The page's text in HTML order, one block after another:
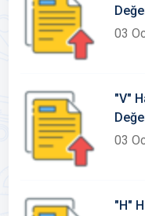
03
"V"
03
"H"